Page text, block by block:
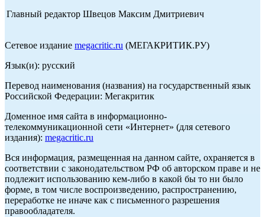
Главный редактор Швецов Максим Дмитриевич
Сетевое издание megacritic.ru (МЕГАКРИТИК.РУ)
Язык(и): русский
Перевод наименования (названия) на государственный язык
Российской Федерации: Мегакритик
Доменное имя сайта в информационно-
телекоммуникационной сети «Интернет» (для сетевого
издания): megacritic.ru
Вся информация, размещенная на данном сайте, охраняется в
соответствии с законодательством РФ об авторском праве и не
подлежит использованию кем-либо в какой бы то ни было
форме, в том числе воспроизведению, распространению,
переработке не иначе как с письменного разрешения
правообладателя.